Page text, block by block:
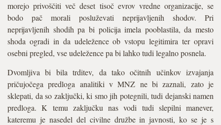
morejo privoščiti več deset tisoč evrov vredne organizacije, se
bodo pač morali posluževati neprijavljenih shodov. Pri
neprijavljenih shodih pa bi policija imela pooblastila, da mesto
shoda ogradi in da udeležence ob vstopu legitimira ter opravi
osebni pregled, vse udeležence pa bi lahko tudi legalno posnela.
Dvomljiva bi bila trditev, da tako očitnih učinkov izvajanja
pričujočega predloga analitiki v MNZ ne bi zaznali, zato je
sklepati, da so zaključki, ki smo jih potegnili, tudi dejanski namen
predloga. K temu zaključku nas vodi tudi slepilni manever,
kateremu je nasedel del civilne družbe in javnosti, ko se je s